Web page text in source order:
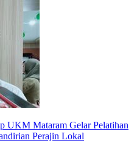
UKM Mataram Gelar Pelatihan
Perajin Lokal